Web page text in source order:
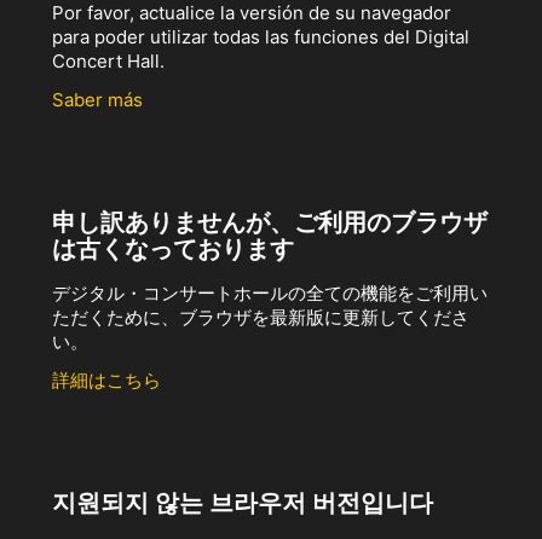
Por favor, actualice la versión de su navegador
para poder utilizar todas las funciones del Digital
Concert Hall.
Saber más
申し訳ありませんが、ご利用のブラウザ
は古くなっております
デジタル・コンサートホールの全ての機能をご利用い
ただくために、ブラウザを最新版に更新してくださ
い。
詳細はこちら
지원되지 않는 브라우저 버전입니다